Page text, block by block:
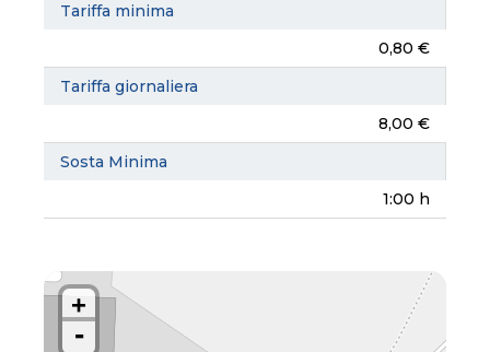
Tariffa minima
0,80 €
Tariffa giornaliera
8,00 €
Sosta Minima
1:00 h
+
-